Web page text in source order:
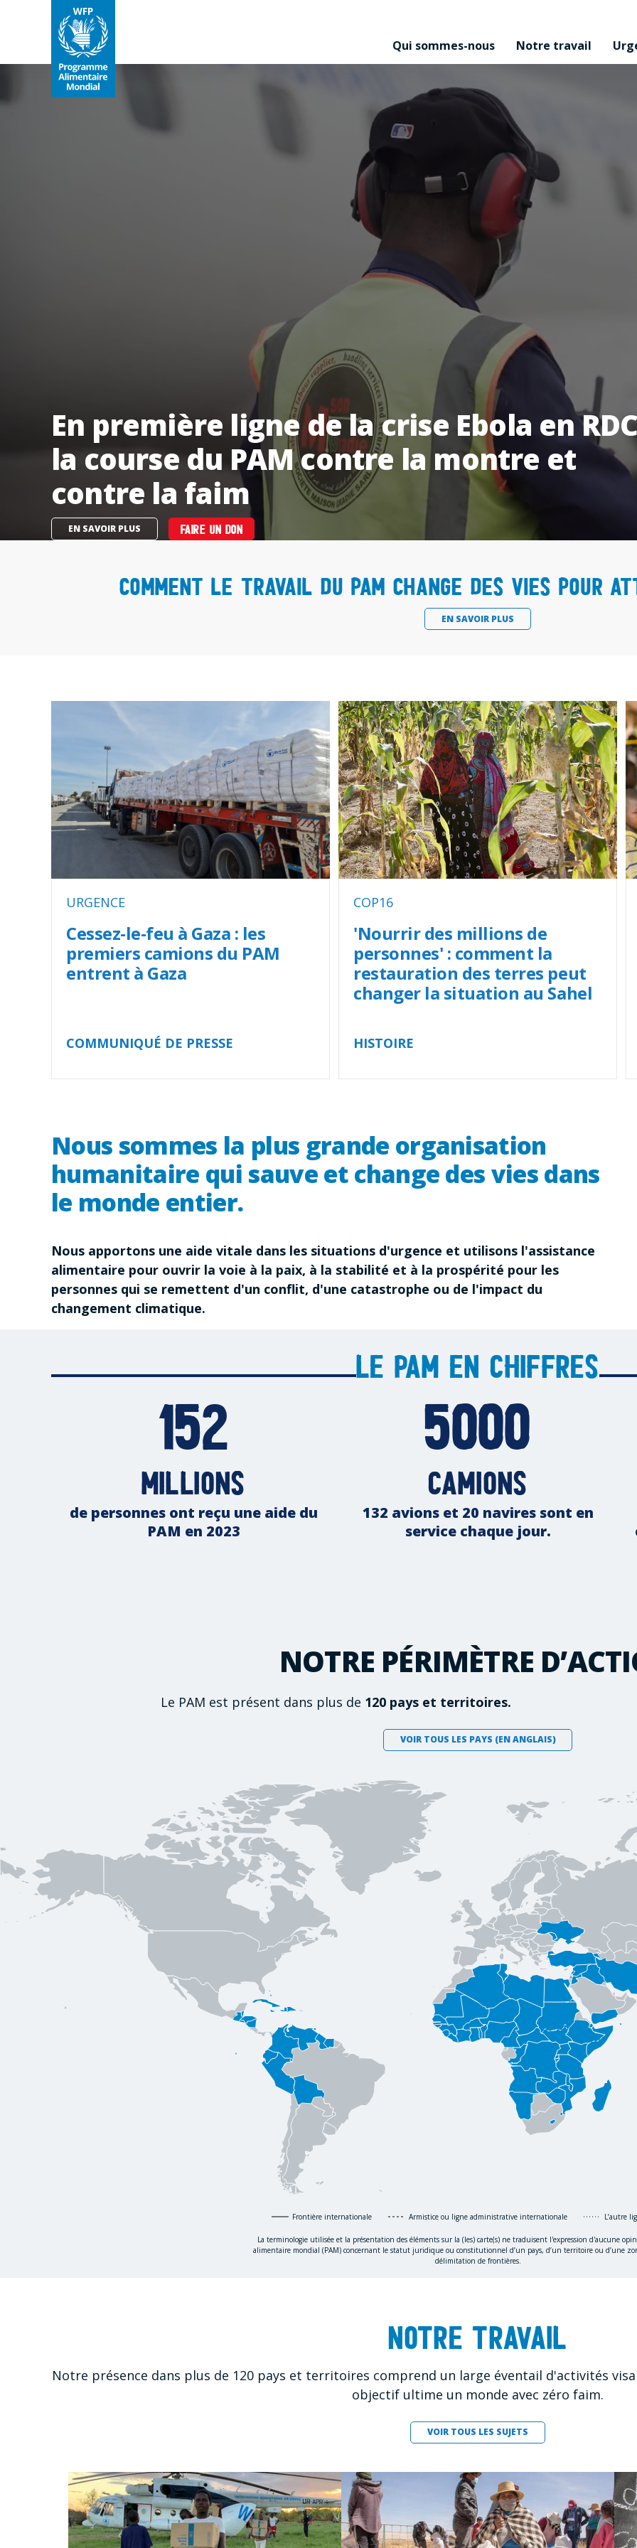
Qui sommes-nous Notre travail
En première ligne de la crise Ebola en
la course du PAM contre la montre et
contre la faim
EN SAVOIR PLUS FAIRE UN DON
Comment le travail du PAM change des vies pour
EN SAVOIR PLUS
URGENCE
Cessez-le-feu à Gaza : les
premiers camions du PAM
entrent à Gaza
COMMUNIQUÉ DE PRESSE
COP16
'Nourrir des millions de
personnes' : comment la
restauration des terres peut
changer la situation au Sahel
HISTOIRE
Nous sommes la plus grande organisation
humanitaire qui sauve et change des vies dans
le monde entier.
Nous apportons une aide vitale dans les situations d'urgence et utilisons l'assistance
alimentaire pour ouvrir la voie à la paix, à la stabilité et à la prospérité pour les
personnes qui se remettent d'un conflit, d'une catastrophe ou de l'impact du
changement climatique.
Le PAM en chiffres
152
millions
de personnes ont reçu une aide du
PAM en 2023
5000
camions
132 avions et 20 navires sont en
service chaque jour.
NOTRE PÉRIMÈTRE
Le PAM est présent dans plus de 120 pays et territoires.
VOIR TOUS LES PAYS (EN ANGLAIS)
Frontière internationale Armistice ou ligne administrative internationale L’autre
La terminologie utilisée et la présentation des éléments sur la (les) carte(s) ne traduisent l'expression d'aucune
alimentaire mondial (PAM) concernant le statut juridique ou constitutionnel d’un pays, d’un territoire ou d’une
délimitation de frontières.
Notre travail
Notre présence dans plus de 120 pays et territoires comprend un large éventail d'activités
objectif ultime un monde avec zéro faim.
VOIR TOUS LES SUJETS